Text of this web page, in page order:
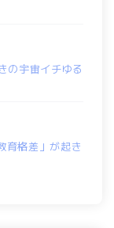
の宇宙イチゆる
育格差」が起き